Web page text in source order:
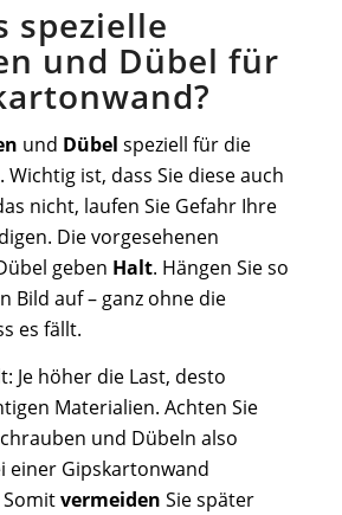
spezielle
und Dübel für
und Dübel speziell für die
ist, dass Sie diese auch
nicht, laufen Sie Gefahr Ihre
Die vorgesehenen
geben Halt. Hängen Sie so
Bild auf – ganz ohne die
es fällt.
Je höher die Last, desto
Materialien. Achten Sie
und Dübeln also
einer Gipskartonwand
vermeiden Sie später